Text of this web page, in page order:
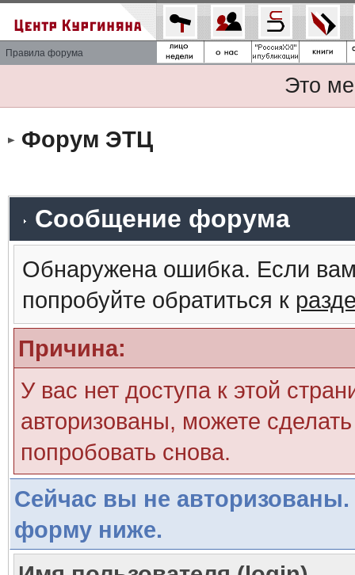
Правила форума
Это
Форум ЭТЦ
Сообщение форума
Обнаружена ошибка. Если
попробуйте обратиться к
Причина:
У вас нет доступа к этой
авторизованы, можете
попробовать снова.
Сейчас вы не авторизованы.
форму ниже.